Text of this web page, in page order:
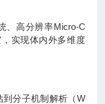
、高分辨率Micro-C
实现体内外多维度
到分子机制解析（W